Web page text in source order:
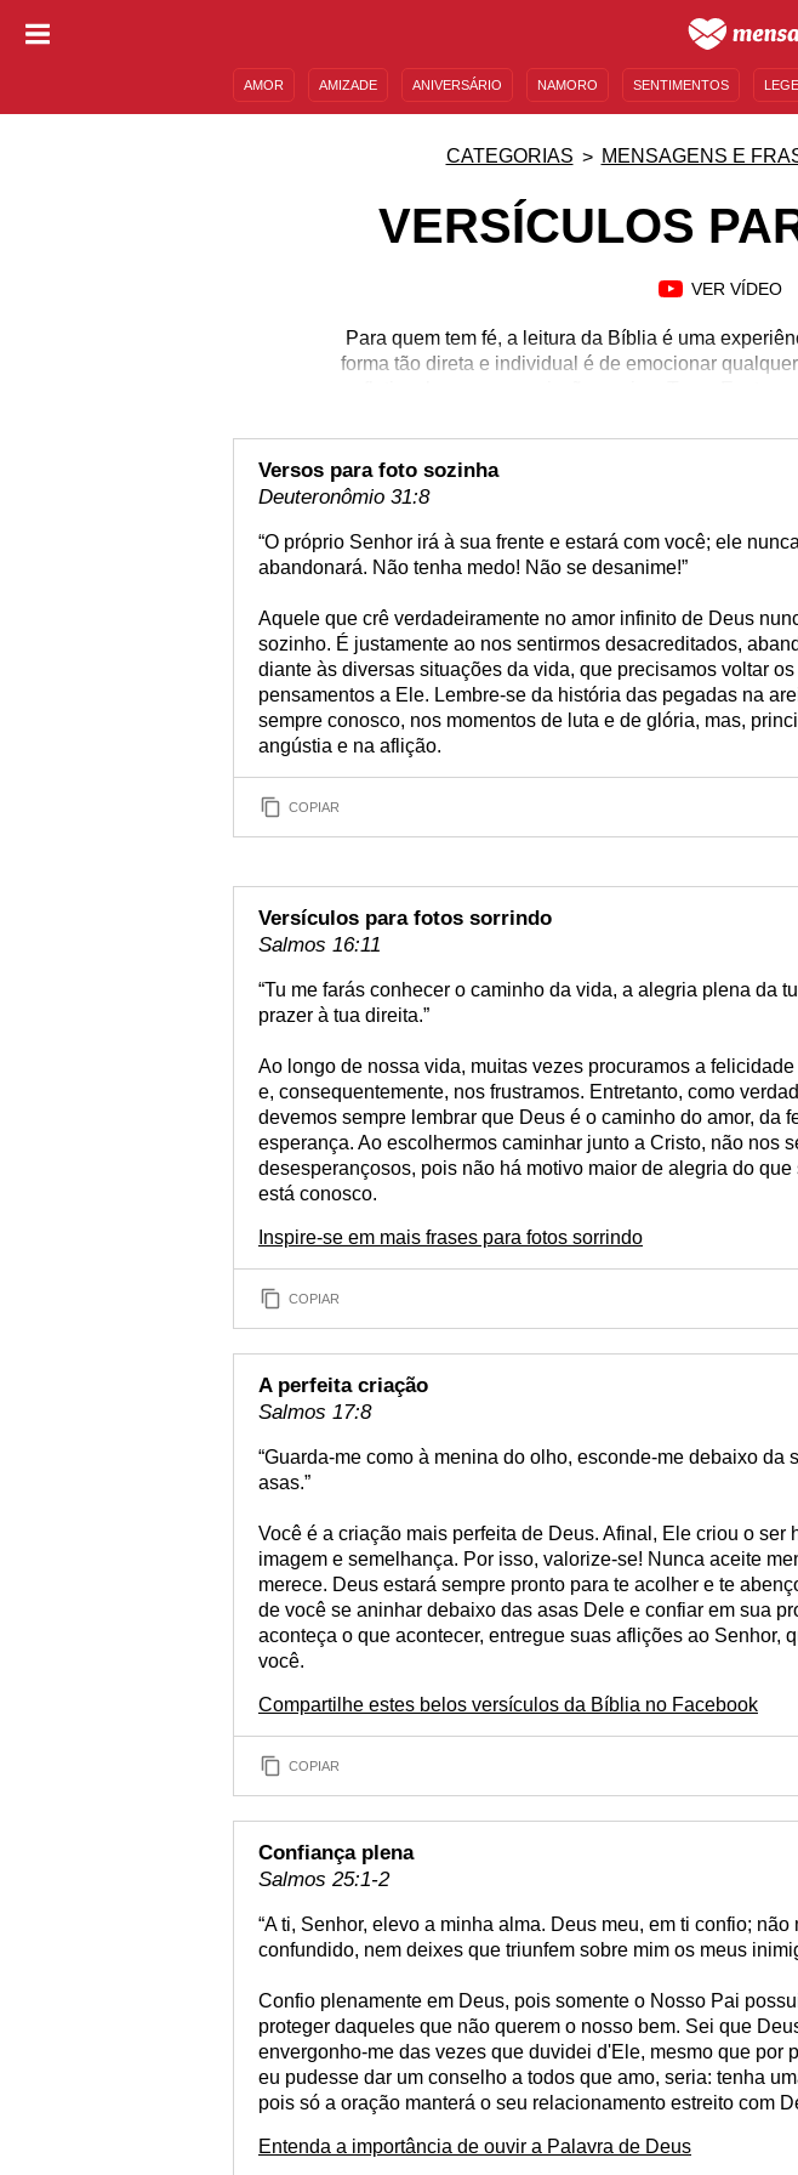
AMOR AMIZADE ANIVERSÁRIO NAMORO SENTIMENTOS
CATEGORIAS MENSAGENS E
VERSÍCULOS
VER VÍDEO
Para quem tem fé, a leitura da Bíblia é uma
forma tão direta e individual é de emocionar
refletir sobre a nossa missão aqui na Terra. Em
foto vale! Mas aí, bate aquela dúvida: qual o
separou para você os mais lindos versículos
Versos para foto sozinha
Deuteronômio 31:8
“O próprio Senhor irá à sua frente e estará com você; ele
abandonará. Não tenha medo! Não se desanime!”
Aquele que crê verdadeiramente no amor infinito de Deus
sozinho. É justamente ao nos sentirmos desacreditados,
diante às diversas situações da vida, que precisamos voltar
pensamentos a Ele. Lembre-se da história das pegadas na
sempre conosco, nos momentos de luta e de glória, mas,
angústia e na aflição.
COPIAR
Versículos para fotos sorrindo
Salmos 16:11
“Tu me farás conhecer o caminho da vida, a alegria plena da
prazer à tua direita.”
Ao longo de nossa vida, muitas vezes procuramos a
e, consequentemente, nos frustramos. Entretanto, como
devemos sempre lembrar que Deus é o caminho do amor, da
esperança. Ao escolhermos caminhar junto a Cristo, não nos
desesperançosos, pois não há motivo maior de alegria do
está conosco.
Inspire-se em mais frases para fotos sorrindo
COPIAR
A perfeita criação
Salmos 17:8
“Guarda-me como à menina do olho, esconde-me debaixo da
asas.”
Você é a criação mais perfeita de Deus. Afinal, Ele criou o ser
imagem e semelhança. Por isso, valorize-se! Nunca aceite
merece. Deus estará sempre pronto para te acolher e te
de você se aninhar debaixo das asas Dele e confiar em sua
aconteça o que acontecer, entregue suas aflições ao Senhor,
você.
Compartilhe estes belos versículos da Bíblia no Facebook
COPIAR
Confiança plena
Salmos 25:1-2
“A ti, Senhor, elevo a minha alma. Deus meu, em ti confio; não
confundido, nem deixes que triunfem sobre mim os meus
Confio plenamente em Deus, pois somente o Nosso Pai
proteger daqueles que não querem o nosso bem. Sei que
envergonho-me das vezes que duvidei d'Ele, mesmo que por
eu pudesse dar um conselho a todos que amo, seria: tenha
pois só a oração manterá o seu relacionamento estreito com
Entenda a importância de ouvir a Palavra de Deus